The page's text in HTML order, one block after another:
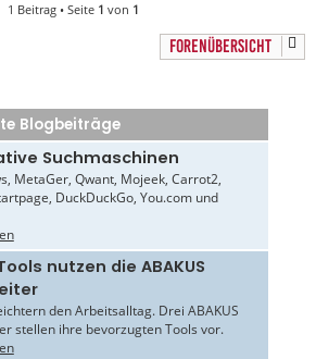
1 Beitrag • Seite 1 von 1
FORENÜBERSICHT
Blogbeiträge
Suchmaschinen
MetaGer, Qwant, Mojeek, Carrot2,
DuckDuckGo, You.com und
nutzen die ABAKUS
den Arbeitsalltag. Drei ABAKUS
stellen ihre bevorzugten Tools vor.